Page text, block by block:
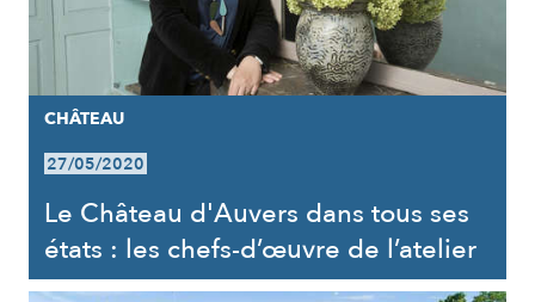
CHÂTEAU
27/05/2020
Le Château d'Auvers dans tous ses
états : les chefs-d’œuvre de l’atelier